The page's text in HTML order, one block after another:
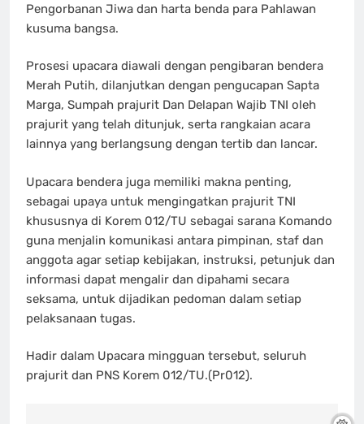
Pengorbanan Jiwa dan harta benda para Pahlawan
kusuma bangsa.
Prosesi upacara diawali dengan pengibaran bendera
Merah Putih, dilanjutkan dengan pengucapan Sapta
Marga, Sumpah prajurit Dan Delapan Wajib TNI oleh
prajurit yang telah ditunjuk, serta rangkaian acara
lainnya yang berlangsung dengan tertib dan lancar.
Upacara bendera juga memiliki makna penting,
sebagai upaya untuk mengingatkan prajurit TNI
khususnya di Korem 012/TU sebagai sarana Komando
guna menjalin komunikasi antara pimpinan, staf dan
anggota agar setiap kebijakan, instruksi, petunjuk dan
informasi dapat mengalir dan dipahami secara
seksama, untuk dijadikan pedoman dalam setiap
pelaksanaan tugas.
Hadir dalam Upacara mingguan tersebut, seluruh
prajurit dan PNS Korem 012/TU.(Pr012).